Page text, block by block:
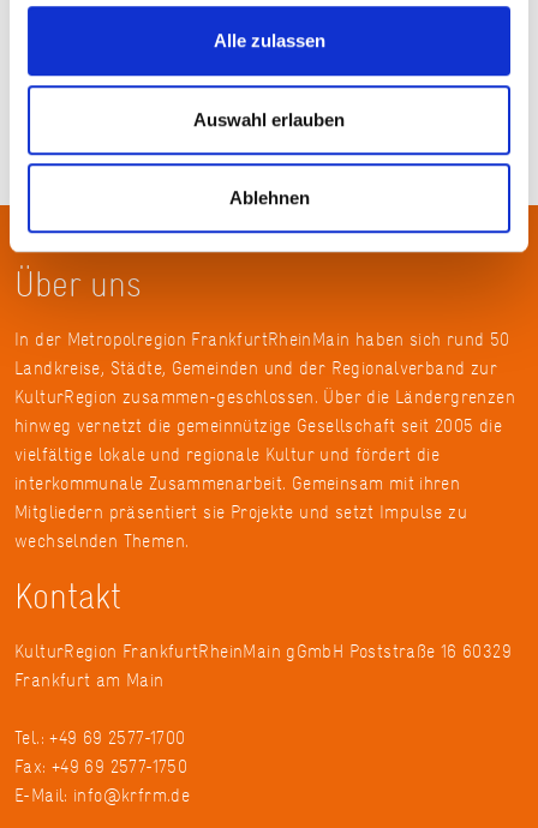
Alle zulassen
Auswahl erlauben
Ablehnen
Senckenberg Forschungsinstitut und Naturmuseum Frankfurt
Über uns
In der Metropolregion FrankfurtRheinMain haben sich rund 50
Landkreise, Städte, Gemeinden und der Regionalverband zur
KulturRegion zusammen-geschlossen. Über die Ländergrenzen
hinweg vernetzt die gemeinnützige Gesellschaft seit 2005 die
vielfältige lokale und regionale Kultur und fördert die
interkommunale Zusammenarbeit. Gemeinsam mit ihren
Mitgliedern präsentiert sie Projekte und setzt Impulse zu
wechselnden Themen.
Kontakt
KulturRegion FrankfurtRheinMain gGmbH Poststraße 16 60329
Frankfurt am Main
Tel.: +49 69 2577-1700
Fax: +49 69 2577-1750
E-Mail: info@krfrm.de